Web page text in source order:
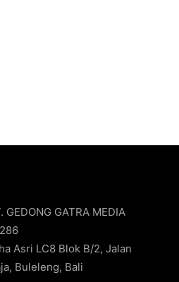
GATRA MEDIA
Asri LC8 Blok B/2, Jalan
Buleleng, Bali